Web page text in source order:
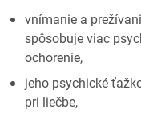
vnímanie a
spôsobuje viac
ochorenie,
jeho psychické
pri liečbe,